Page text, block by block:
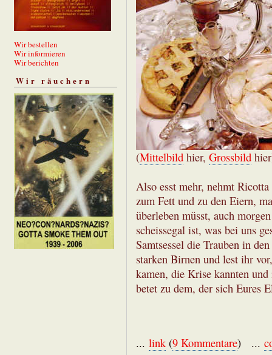
Wir bestellen
Wir informieren
Wir berichten
Wir räuchern
(Mittelbild hier, Grossbild
Also esst mehr, nehmt
zum Fett und zu den Eiern,
überleben müsst, auch
scheissegal ist, was bei uns
Samtsessel die Trauben in
starken Birnen und lest ihr
kamen, die Krise kannten
betet zu dem, der sich Eures
... link (9 Kommentare) ...